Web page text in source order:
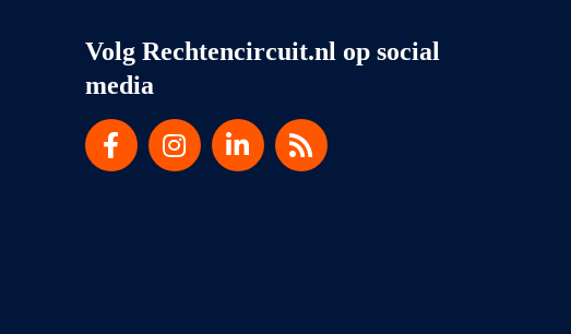
Volg Rechtencircuit.nl op social
media